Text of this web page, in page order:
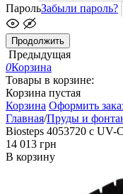
ПарольЗабыли пароль?
Продолжить
Предыдущая
0Корзина
Товары в корзине:
Корзина пустая
Корзина Оформить
Главная/Пруды и
Biosteps 4053720 с UV-
‍14 013‍ грн
В корзину